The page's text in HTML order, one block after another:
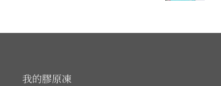
我的膠原凍